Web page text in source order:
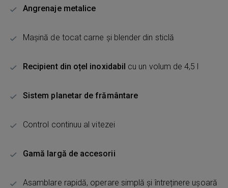
Angrenaje metalice
Mașină de tocat carne și blender din sticlă
Recipient din oțel inoxidabil cu un volum de 4,5 l
Sistem planetar de frământare
Control continuu al vitezei
Gamă largă de accesorii
Asamblare rapidă, operare simplă și întreținere ușoară